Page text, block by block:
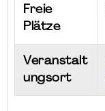
Freie
Plätze
Veranstalt
ungsort